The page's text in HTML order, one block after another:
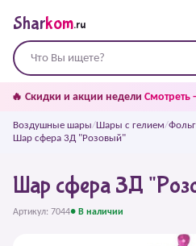
Sharkom.ru
🔥 Скидки и акции недели Смотреть
Воздушные шары/Шары с гелием/
Шар сфера 3Д "Розовый"
Шар сфера 3Д
Артикул: 7044● В наличии